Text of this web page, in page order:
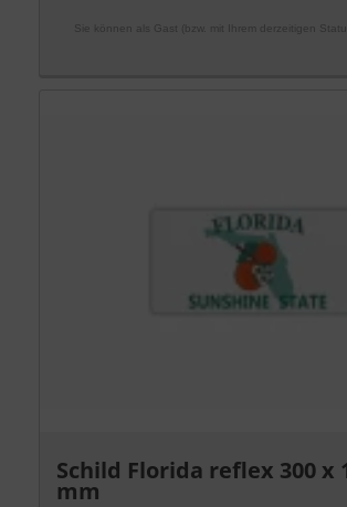
Sie können als Gast (bzw. mit Ihrem derzeitigen
Schild Florida reflex 300 x
mm